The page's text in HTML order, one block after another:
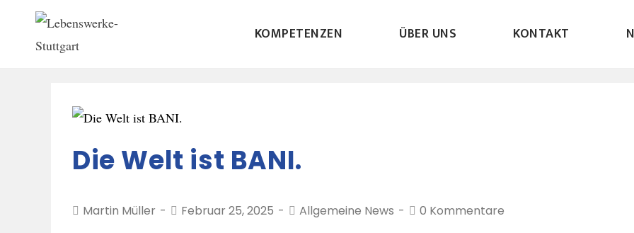
KOMPETENZEN ÜBER UNS KONTAKT
Die Welt ist BANI.
Martin Müller Februar 25, 2025 Allgemeine News 0 Kommentare